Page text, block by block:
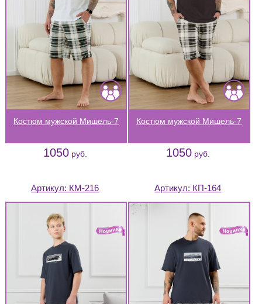
Костюм мужской Мишель-7
1050руб.
Костюм мужской Мишель-7
1050руб.
Артикул: КМ-216 Артикул: КП-164